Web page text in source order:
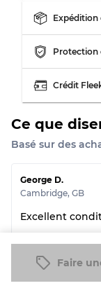
Faire
Expédition
Protection
Crédit
Ce que
Basé sur des
George D.
Cambridge, GB
Excellent